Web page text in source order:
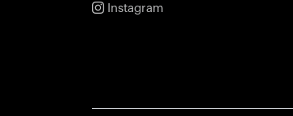
Instagram